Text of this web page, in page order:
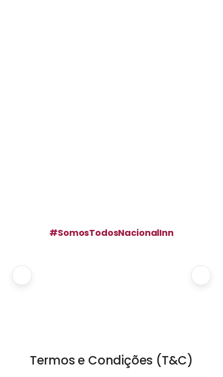
#SomosTodosNacionalInn
Termos e Condições (T&C)